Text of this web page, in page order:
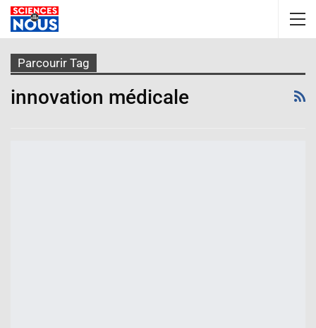
Parcourir Tag
innovation médicale